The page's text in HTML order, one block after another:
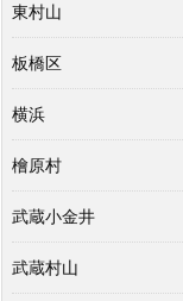
東村山
板橋区
横浜
檜原村
武蔵小金井
武蔵村山